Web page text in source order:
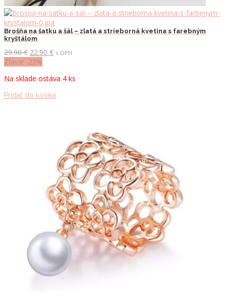
Brošňa na šatku a šál – zlatá a strieborná kvetina s farebným
kryštálom
29.90€ Pôvodná
cena
29.90 €.
22.90 €Aktuálna
22.90 €.
s DPH
Zľava! -23%
Na sklade ostáva 4 ks
Pridať do košíka